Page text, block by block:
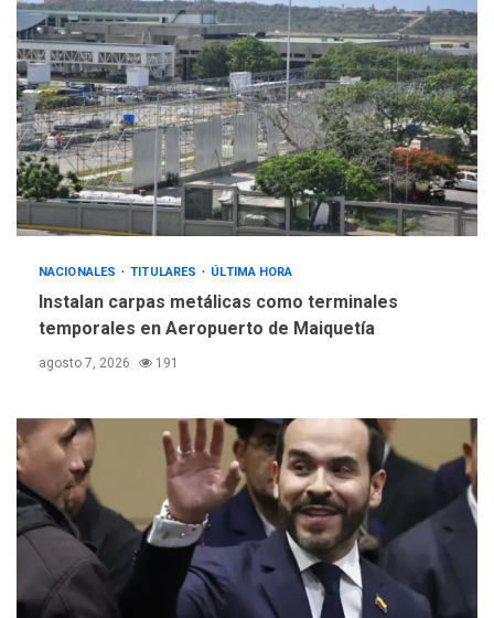
4
ÚLTIMA HORA
Gobierno y AN2015 en
nueva mesa de diálogo
INTERNACIONALES ÚLTIMA HORA
Hiroshima 81 años de la
debacle atómica. Japón
debate principios no
nucleares
NACIONALES TITULARES ÚLTIMA HORA
Instalan carpas metálicas como terminales
temporales en Aeropuerto de Maiquetía
agosto 7, 2026 191